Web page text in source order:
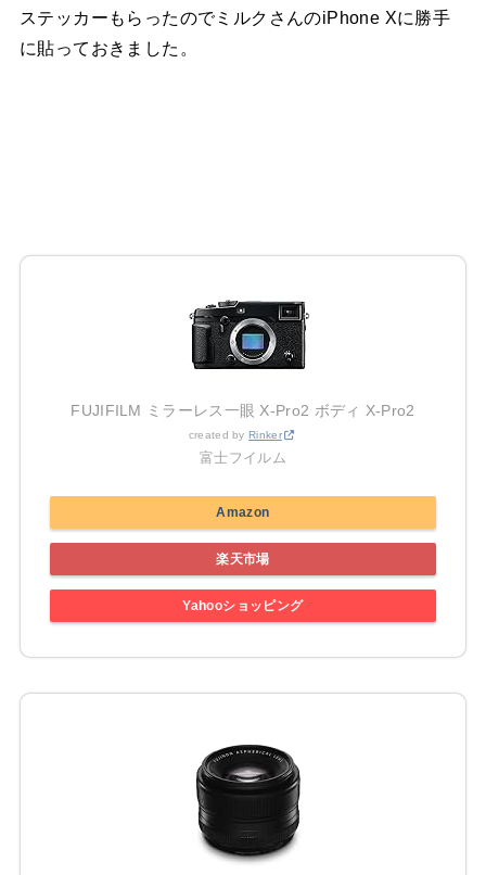
ステッカーもらったのでミルクさんのiPhone Xに勝手
に貼っておきました。
FUJIFILM ミラーレス一眼 X-Pro2 ボディ X-Pro2
created byRinker
富士フイルム
Amazon
楽天市場
Yahooショッピング